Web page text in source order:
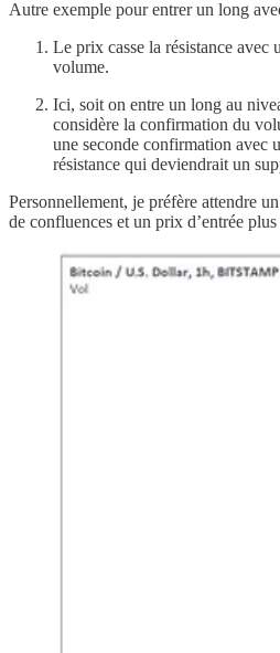
Autre exemple pour entrer un long
Le prix casse la résistance avec
volume.
Ici, soit on entre un long au
considère la confirmation du
une seconde confirmation avec
résistance qui deviendrait un
Personnellement, je préfère attendre
de confluences et un prix d’entrée plus